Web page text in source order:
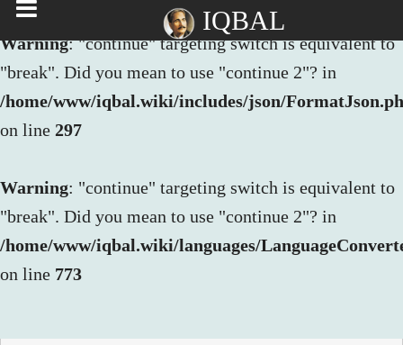
Warning: "continue" targeting switch is equivalent to
"break". Did you mean to use "continue 2"? in
/home/www/iqbal.wiki/includes/json/
on line 297
Warning: "continue" targeting switch is equivalent to
"break". Did you mean to use "continue 2"? in
/home/www/iqbal.wiki/languages/
on line 773
IQBAL